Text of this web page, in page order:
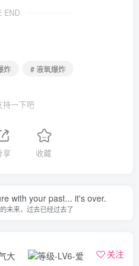
END
炸 # 液氧爆炸
持一下吧
享 收藏
with your past... it's over.
未来，过去已经过去了
关注